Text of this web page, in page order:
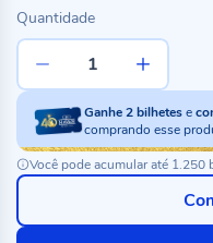
Quantidade
Ganhe2bilhetese
comprando esse
Você pode acumular até 1.250